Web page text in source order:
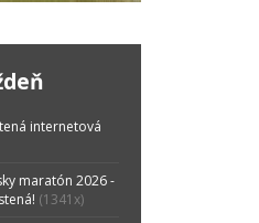
internetová
maratón 2026 -
(1341x)